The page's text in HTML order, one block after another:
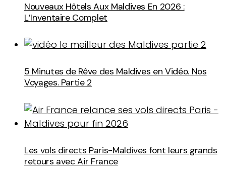
Nouveaux Hôtels Aux Maldives En 2026 :
L’Inventaire Complet
5 Minutes de Rêve des Maldives en Vidéo. Nos
Voyages. Partie 2
Les vols directs Paris-Maldives font leurs grands
retours avec Air France